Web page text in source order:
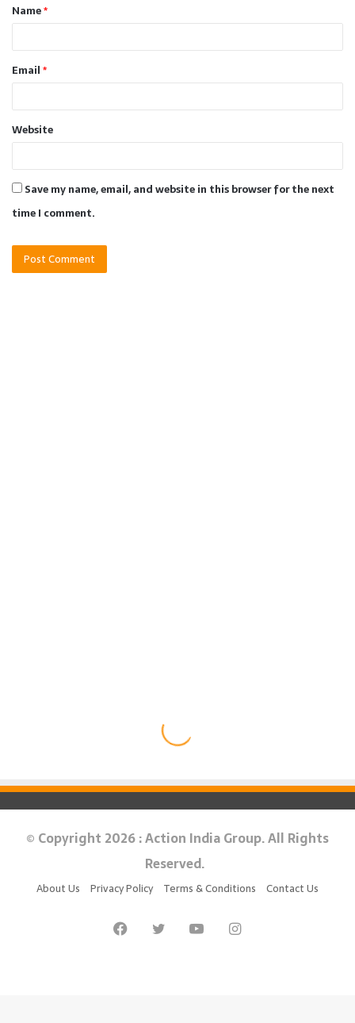
© Copyright 2026 : Action India Group. All Rights
Reserved.
About Us Privacy Policy Terms & Conditions Contact Us
FacebookTwitter YouTubeInstagram